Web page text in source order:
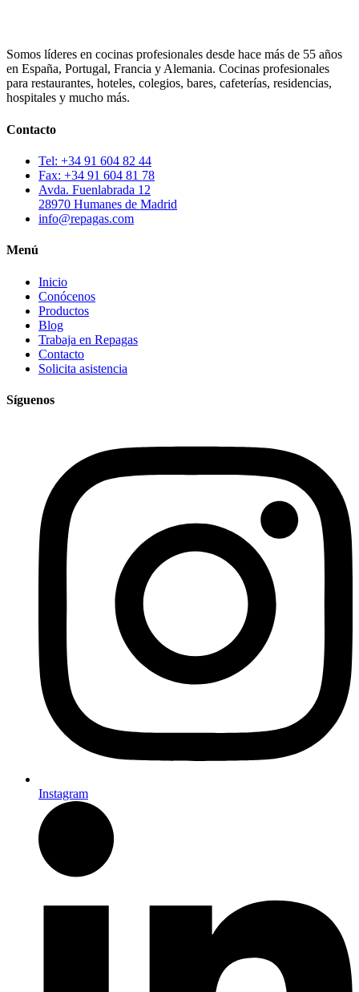
Somos líderes en cocinas profesionales desde hace más de 55 años
en España, Portugal, Francia y Alemania. Cocinas profesionales
para restaurantes, hoteles, colegios, bares, cafeterías, residencias,
hospitales y mucho más.
Contacto
Tel: +34 91 604 82 44
Fax: +34 91 604 81 78
Avda. Fuenlabrada 12
28970 Humanes de Madrid
info@repagas.com
Menú
Inicio
Conócenos
Productos
Blog
Trabaja en Repagas
Contacto
Solicita asistencia
Síguenos
Instagram